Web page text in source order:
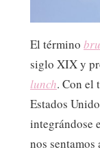
El término
siglo XIX y
lunch. Con el
Estados
integrándose
nos